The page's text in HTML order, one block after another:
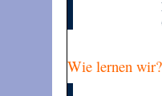
Wie lernen wir?